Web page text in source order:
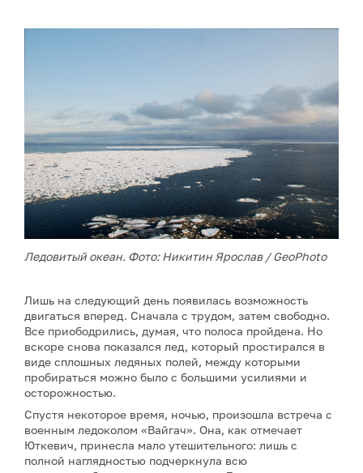
Ледовитый океан. Фото: Никитин Ярослав / GeoPhoto
Лишь на следующий день появилась возможность
двигаться вперед. Сначала с трудом, затем свободно.
Все приободрились, думая, что полоса пройдена. Но
вскоре снова показался лед, который простирался в
виде сплошных ледяных полей, между которыми
пробираться можно было с большими усилиями и
осторожностью.
Спустя некоторое время, ночью, произошла встреча с
военным ледоколом «Вайгач». Она, как отмечает
Юткевич, принесла мало утешительного: лишь с
полной наглядностью подчеркнула всю